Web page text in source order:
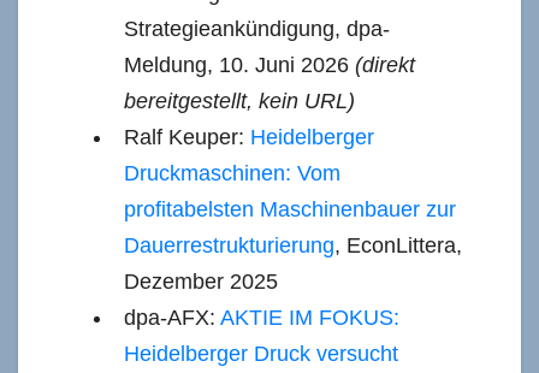
Strategieankündigung, dpa-
Meldung, 10. Juni 2026 (direkt
bereitgestellt, kein URL)
Ralf Keuper: Heidelberger
Druckmaschinen: Vom
profitabelsten Maschinenbauer zur
Dauerrestrukturierung, EconLittera,
Dezember 2025
dpa-AFX: AKTIE IM FOKUS:
Heidelberger Druck versucht